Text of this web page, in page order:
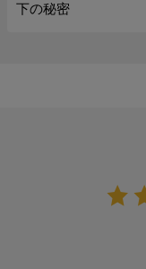
下の秘密